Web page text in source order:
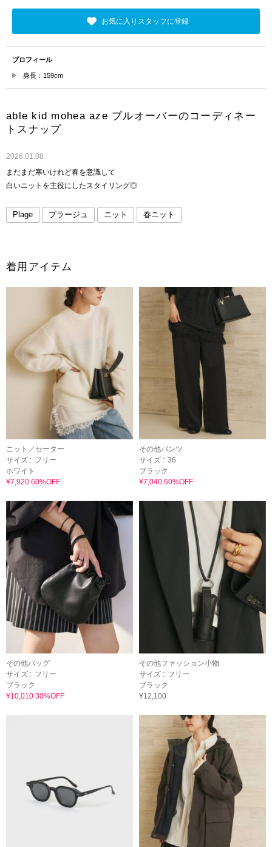
お気に入りスタッフに登録
プロフィール
身長：159cm
able kid mohea aze プルオーバーのコーディネー
トスナップ
2026.01.08
まだまだ寒いけれど春を意識して
白いニットを主役にしたスタイリング◎
Plage プラージュ ニット 春ニット
着用アイテム
ニット／セーター
サイズ : フリー
ホワイト
¥7,920 60%OFF
その他パンツ
サイズ : 36
ブラック
¥7,040 60%OFF
その他バッグ
サイズ : フリー
ブラック
¥10,010 30%OFF
その他ファッション小物
サイズ : フリー
ブラック
¥12,100